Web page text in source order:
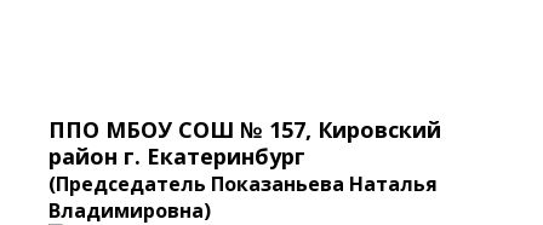
ППО МБОУ СОШ № 157, Кировский
район г. Екатеринбург
(Председатель Показаньева Наталья
Владимировна)